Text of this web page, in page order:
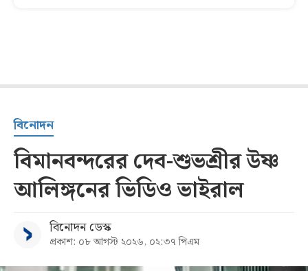
বিনোদন
বিমানবন্দরের দেব-শুভশ্রীর উষ্ণ
আলিঙ্গনের ভিডিও ভাইরাল
বিনোদন ডেস্ক
প্রকাশ: ০৮ আগস্ট ২০২৬, ০২:৩৭ পিএম